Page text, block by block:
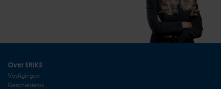
Over ERIKS
Vestigingen
Geschiedenis